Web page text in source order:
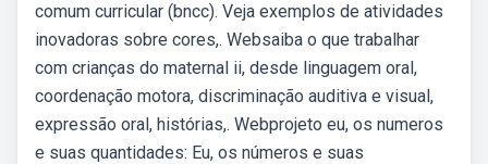
comum curricular (bncc). Veja exemplos de atividades
inovadoras sobre cores,. Websaiba o que trabalhar
com crianças do maternal ii, desde linguagem oral,
coordenação motora, discriminação auditiva e visual,
expressão oral, histórias,. Webprojeto eu, os numeros
e suas quantidades: Eu, os números e suas